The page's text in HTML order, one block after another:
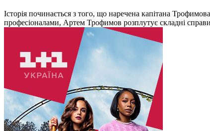
Історія починається з того, що наречена капітана
професіоналами, Артем Трофимов розплутує складні